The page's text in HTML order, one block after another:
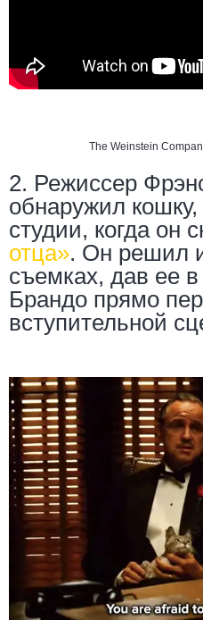
The Weinstein
2. Режиссер
обнаружил
студии, когда он
отца». Он решил
съемках, дав ее
Брандо прямо
вступительной